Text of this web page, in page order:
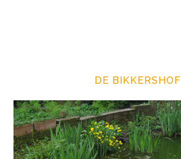
DE BIKKERSHOF